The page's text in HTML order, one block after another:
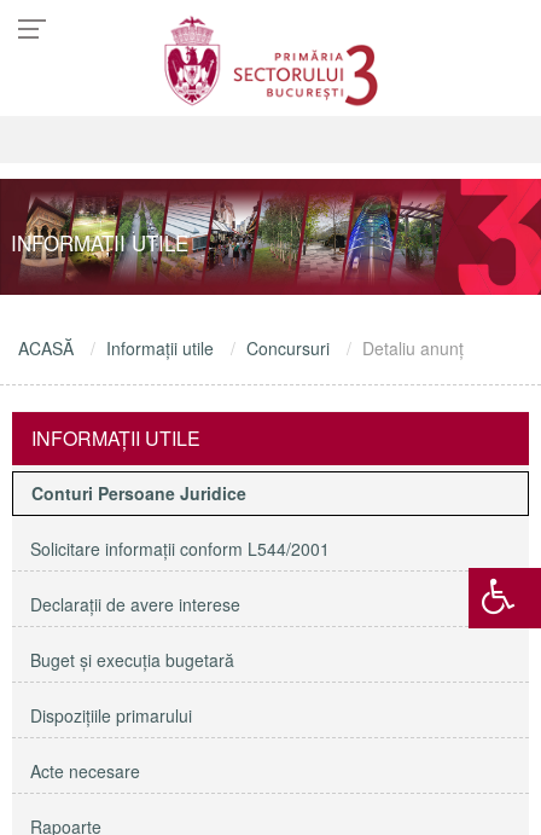
INFORMAŢII UTILE
ACASĂ Informaţii utile Concursuri Detaliu anunţ
INFORMAŢII UTILE
Conturi Persoane Juridice
Solicitare informaţii conform L544/2001
Declaraţii de avere interese
Buget şi execuţia bugetară
Dispoziţiile primarului
Acte necesare
Rapoarte